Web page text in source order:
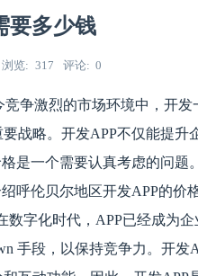
要多少钱
浏览 317 评论 0
争激烈的市场环境中，开发
战略。开发APP不仅能提升
是一个需要认真考虑的问题
呼伦贝尔地区开发APP的价
数字化时代，APP已经成为
手段，以保持竞争力。开发